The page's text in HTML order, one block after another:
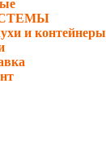
и контейнеры